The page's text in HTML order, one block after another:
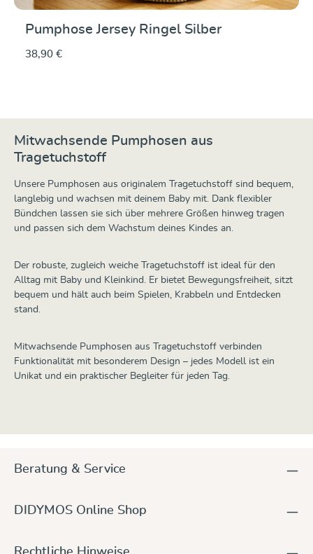
Pumphose Jersey Ringel Silber
38,90 €
Mitwachsende Pumphosen aus
Tragetuchstoff
Unsere Pumphosen aus originalem Tragetuchstoff sind bequem,
langlebig und wachsen mit deinem Baby mit. Dank flexibler
Bündchen lassen sie sich über mehrere Größen hinweg tragen
und passen sich dem Wachstum deines Kindes an.
Der robuste, zugleich weiche Tragetuchstoff ist ideal für den
Alltag mit Baby und Kleinkind. Er bietet Bewegungsfreiheit, sitzt
bequem und hält auch beim Spielen, Krabbeln und Entdecken
stand.
Mitwachsende Pumphosen aus Tragetuchstoff verbinden
Funktionalität mit besonderem Design – jedes Modell ist ein
Unikat und ein praktischer Begleiter für jeden Tag.
Beratung & Service
DIDYMOS Online Shop
Rechtliche Hinweise